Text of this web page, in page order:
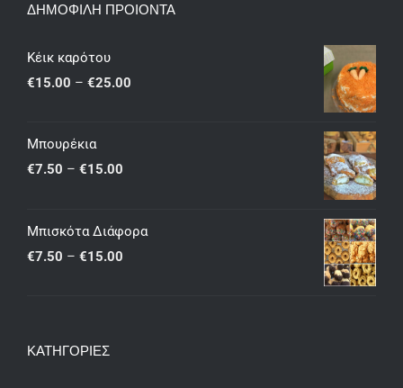
ΔΗΜΟΦΙΛΗ ΠΡΟΙΟΝΤΑ
Κέικ καρότου
€15.00 – €25.00
Μπουρέκια
€7.50 – €15.00
through
Μπισκότα Διάφορα
€7.50 – €15.00
ΚΑΤΗΓΟΡΙΕΣ